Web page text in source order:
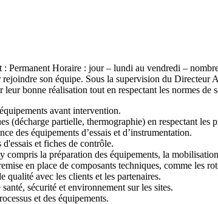
Horaire : jour – lundi au vendredi –
rejoindre son équipe. Sous la supervision du Directeur
bonne réalisation tout en respectant les normes de
avant intervention.
(décharge partielle, thermographie) en respectant les
des équipements d’essais et d’instrumentation.
et fiches de contrôle.
la préparation des équipements, la
en place de composants techniques, comme les
qualité avec les clients et les partenaires.
sécurité et environnement sur les sites.
et des équipements.